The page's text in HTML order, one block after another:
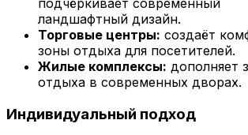
подчёркивает современный
ландшафтный дизайн.
Торговые центры: создаёт
зоны отдыха для посетителей.
Жилые комплексы: дополняет
отдыха в современных дворах.
Индивидуальный подход